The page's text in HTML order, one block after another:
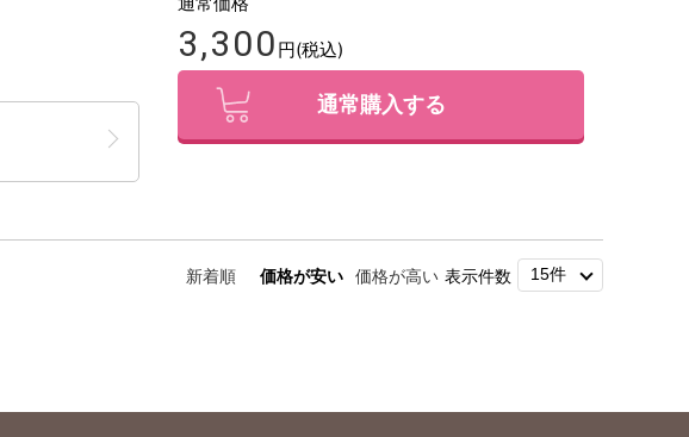
3,300 円(税込)
通常購入する
新着順 価格が安い 価格が高い 表示件数